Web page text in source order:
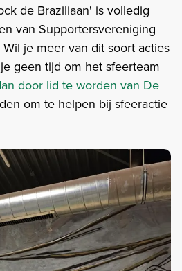
de Braziliaan' is volledig
van Supportersvereniging
je meer van dit soort acties
geen tijd om het sfeerteam
door lid te worden van De
om te helpen bij sfeeractie